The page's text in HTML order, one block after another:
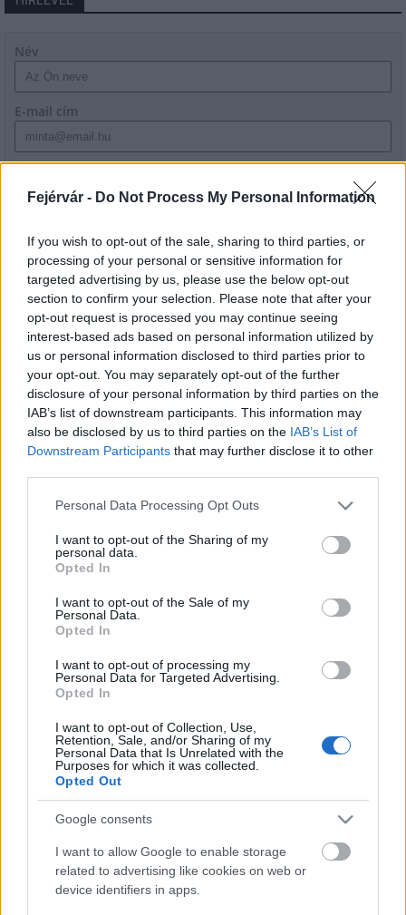
Fejérvár - Do Not Process My Personal Information
If you wish to opt-out of the sale, sharing to third parties, or
processing of your personal or sensitive information for
targeted advertising by us, please use the below opt-out
section to confirm your selection. Please note that after your
opt-out request is processed you may continue seeing
interest-based ads based on personal information utilized by
us or personal information disclosed to third parties prior to
your opt-out. You may separately opt-out of the further
disclosure of your personal information by third parties on the
IAB’s list of downstream participants. This information may
also be disclosed by us to third parties on the IAB’s List of
Downstream Participants that may further disclose it to other
Please note that this website/app uses one or more Google
not limited to your visit or usage behaviour. You may click to
grant or deny consent to Google and its third-party tags to
use your data for below specified purposes in below Google
consent section.
Personal Data Processing Opt Outs
I want to opt-out of the Sharing of my
personal data.
Opted In
I want to opt-out of the Sale of my
Personal Data.
Opted In
I want to opt-out of processing my
Personal Data for Targeted Advertising.
Opted In
I want to opt-out of Collection, Use,
Retention, Sale, and/or Sharing of my
Personal Data that Is Unrelated with the
Purposes for which it was collected.
Opted Out
Google consents
I want to allow Google to enable storage
related to advertising like cookies on web or
device identifiers in apps.
Név
E-mail cím
szabályzatot!
LEGFRISSEBB
Országos hírek
Megérkezett az eső a Duna vízgyűjtőjére
Aktuális
Paks II.: Mit jelent az 5. blokk új
árnyékában?
másodfokúra csökken a riasztás
HIRDETÉS